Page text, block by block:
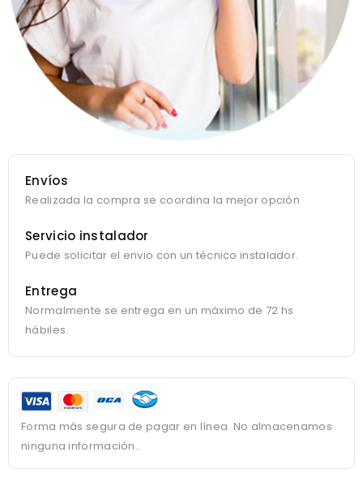
Envíos
Realizada la compra se coordina la mejor opción
Servicio instalador
Puede solicitar el envio con un técnico instalador.
Entrega
Normalmente se entrega en un máximo de 72 hs
hábiles.
Forma más segura de pagar en línea. No almacenamos
ninguna información..